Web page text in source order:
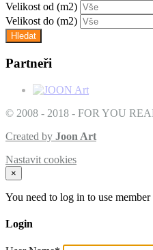
Velikost od (m2)
Velikost do (m2)
Partneři
© 2008 - 2018 - FOR YOU
Created by Joon Art
Nastavit cookies
×
You need to log in to use
Login